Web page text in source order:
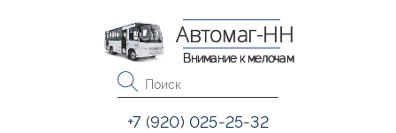
Автомаг-НН
Внимание к мелочам
+7 (920) 025-25-32